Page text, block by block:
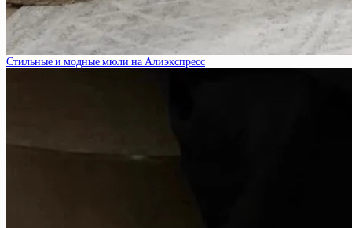
Стильные и модные мюли на Алиэкспресс